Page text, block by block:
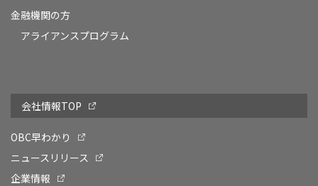
金融機関の方
アライアンスプログラム
会社情報TOP
OBC早わかり
ニュースリリース
企業情報